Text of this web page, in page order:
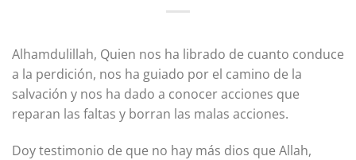
Alhamdulillah, Quien nos ha librado de cuanto conduce
a la perdición, nos ha guiado por el camino de la
salvación y nos ha dado a conocer acciones que
reparan las faltas y borran las malas acciones.
Doy testimonio de que no hay más dios que Allah,